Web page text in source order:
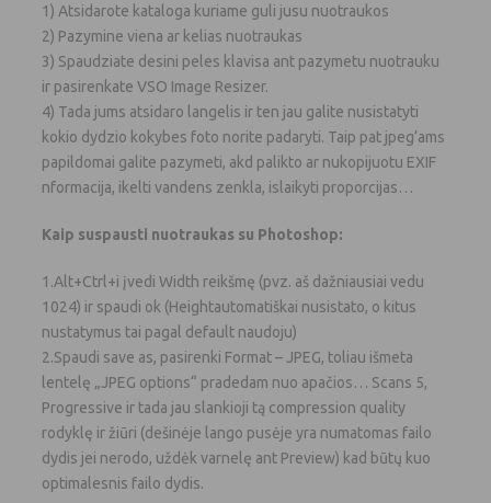
1) Atsidarote kataloga kuriame guli jusu nuotraukos
2) Pazymine viena ar kelias nuotraukas
3) Spaudziate desini peles klavisa ant pazymetu nuotrauku
ir pasirenkate VSO Image Resizer.
4) Tada jums atsidaro langelis ir ten jau galite nusistatyti
kokio dydzio kokybes foto norite padaryti. Taip pat jpeg’ams
papildomai galite pazymeti, akd palikto ar nukopijuotu EXIF
nformacija, ikelti vandens zenkla, islaikyti proporcijas…
Kaip suspausti nuotraukas su Photoshop:
1.Alt+Ctrl+i įvedi Width reikšmę (pvz. aš dažniausiai vedu
1024) ir spaudi ok (Heightautomatiškai nusistato, o kitus
nustatymus tai pagal default naudoju)
2.Spaudi save as, pasirenki Format – JPEG, toliau išmeta
lentelę „JPEG options“ pradedam nuo apačios… Scans 5,
Progressive ir tada jau slankioji tą compression quality
rodyklę ir žiūri (dešinėje lango pusėje yra numatomas failo
dydis jei nerodo, uždėk varnelę ant Preview) kad būtų kuo
optimalesnis failo dydis.